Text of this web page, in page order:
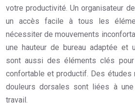
votre productivité. Un organisateur
un accès facile à tous les
nécessiter de mouvements
une hauteur de bureau adaptée et
sont aussi des éléments clés
confortable et productif. Des études
douleurs dorsales sont liées à
travail.